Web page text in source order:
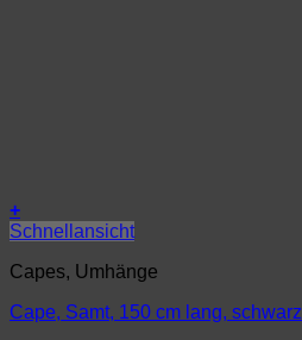
+
Schnellansicht
Capes, Umhänge
Cape, Samt, 150 cm lang, schwarz